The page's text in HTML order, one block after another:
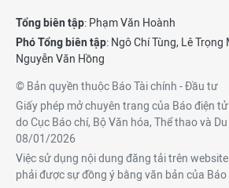
Tổng biên tập: Phạm Văn Hoành
Phó Tổng biên tập: Ngô Chí Tùng, Lê Trọng
Nguyễn Văn Hồng
© Bản quyền thuộc Báo Tài chính - Đầu tư
Giấy phép mở chuyên trang của Báo điện
do Cục Báo chí, Bộ Văn hóa, Thể thao và
08/01/2026
Việc sử dụng nội dung đăng tải trên
phải được sự đồng ý bằng văn bản của